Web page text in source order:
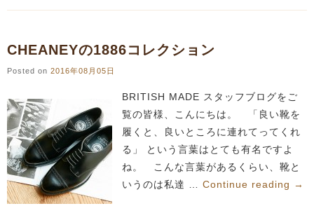
CHEANEYの1886コレクション
Posted on 2016年08月05日
BRITISH MADE スタッフブログをご
覧の皆様、こんにちは。 「良い靴を
履くと、良いところに連れてってくれ
る」 という言葉はとても有名ですよ
ね。 こんな言葉があるくらい、靴と
いうのは私達 … Continue reading →